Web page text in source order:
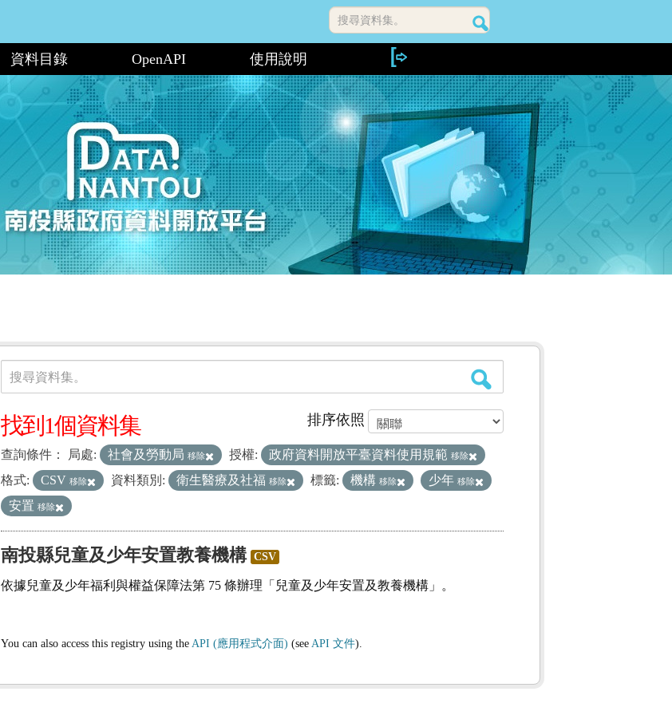
搜尋資料集。
資料目錄 OpenAPI 使用說明
資料集
搜尋資料集。
排序依照
找到1個資料集
查詢條件： 局處: 社會及勞動局 移除 授權: 政府資料開放平臺資料使用規範 移除
格式: CSV 移除 資料類別: 衛生醫療及社福 移除 標籤: 機構 移除 少年 移除
安置 移除
南投縣兒童及少年安置教養機構 CSV
依據兒童及少年福利與權益保障法第 75 條辦理「兒童及少年安置及教養機構」。
You can also access this registry using the API (應用程式介面) (see API 文件).